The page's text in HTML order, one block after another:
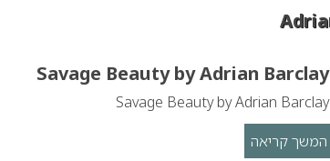
Savage Beauty by Adrian Barclay
Savage Beauty by Adrian Barclay
המשך קריאה